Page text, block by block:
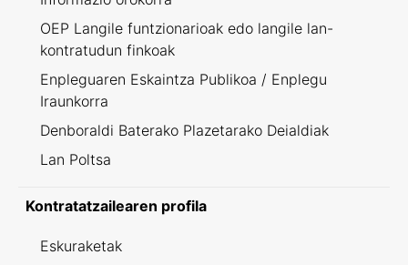
OEP Langile funtzionarioak edo langile lan-
kontratudun finkoak
Enpleguaren Eskaintza Publikoa / Enplegu
Iraunkorra
Denboraldi Baterako Plazetarako Deialdiak
Lan Poltsa
Kontratatzailearen profila
Eskuraketak